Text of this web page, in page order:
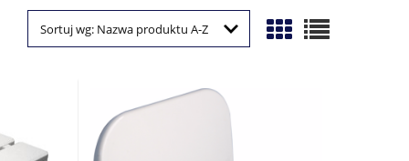
Sortuj wg: Nazwa produktu A-Z